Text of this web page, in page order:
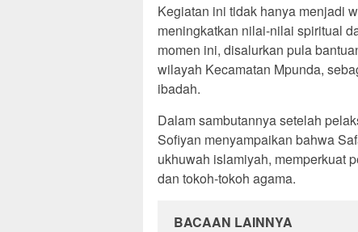
Kegiatan ini tidak hanya menjadi
meningkatkan nilai-nilai spiritual
momen ini, disalurkan pula
wilayah Kecamatan Mpunda,
ibadah.
Dalam sambutannya setelah
Sofiyan menyampaikan bahwa
ukhuwah islamiyah, memperkuat
dan tokoh-tokoh agama.
BACAAN LAINNYA